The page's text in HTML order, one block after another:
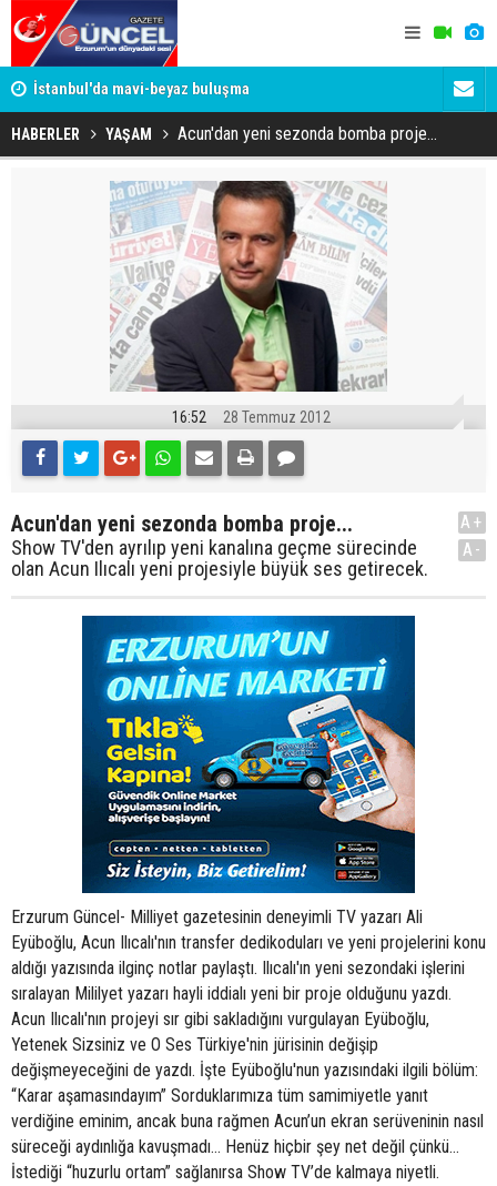
İstanbul'da mavi-beyaz buluşma
HABERLER YAŞAM Acun'dan yeni sezonda bomba proje...
16:52 28 Temmuz 2012
Acun'dan yeni sezonda bomba proje...
Show TV'den ayrılıp yeni kanalına geçme sürecinde
olan Acun Ilıcalı yeni projesiyle büyük ses getirecek.
A+
A-
Erzurum Güncel- Milliyet gazetesinin deneyimli TV yazarı Ali
Eyüboğlu, Acun Ilıcalı'nın transfer dedikoduları ve yeni projelerini konu
aldığı yazısında ilginç notlar paylaştı. Ilıcalı'ın yeni sezondaki işlerini
sıralayan Mililyet yazarı hayli iddialı yeni bir proje olduğunu yazdı.
Acun Ilıcalı'nın projeyi sır gibi sakladığını vurgulayan Eyüboğlu,
Yetenek Sizsiniz ve O Ses Türkiye'nin jürisinin değişip
değişmeyeceğini de yazdı. İşte Eyüboğlu'nun yazısındaki ilgili bölüm:
“Karar aşamasındayım” Sorduklarımıza tüm samimiyetle yanıt
verdiğine eminim, ancak buna rağmen Acun’un ekran serüveninin nasıl
süreceği aydınlığa kavuşmadı… Henüz hiçbir şey net değil çünkü…
İstediği “huzurlu ortam” sağlanırsa Show TV’de kalmaya niyetli.